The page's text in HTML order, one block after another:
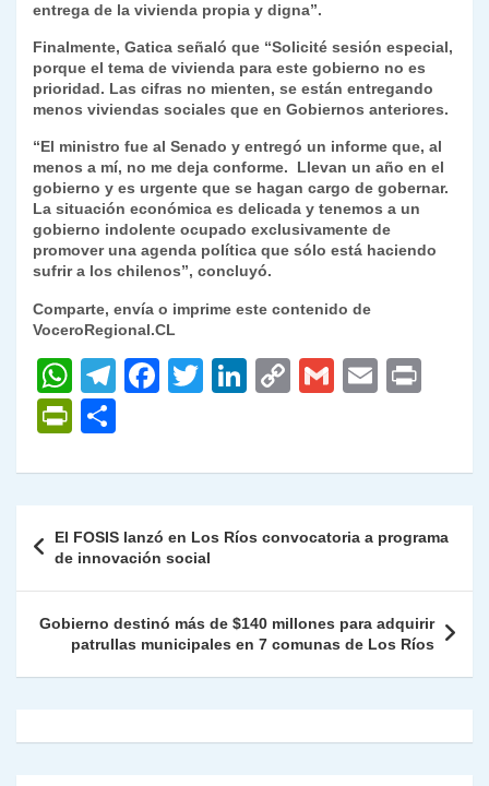
entrega de la vivienda propia y digna”.
Finalmente, Gatica señaló que “Solicité sesión especial,
porque el tema de vivienda para este gobierno no es
prioridad. Las cifras no mienten, se están entregando
menos viviendas sociales que en Gobiernos anteriores.
“El ministro fue al Senado y entregó un informe que, al
menos a mí, no me deja conforme. Llevan un año en el
gobierno y es urgente que se hagan cargo de gobernar.
La situación económica es delicada y tenemos a un
gobierno indolente ocupado exclusivamente de
promover una agenda política que sólo está haciendo
sufrir a los chilenos”, concluyó.
Comparte, envía o imprime este contenido de
VoceroRegional.CL
W
h
at
s
p
p
T
gr
m
F
e
o
o
k
T
er
Li
e
n
C
y
n
k
G
l
E
l
P
nt
Fr
ie
n
dl
y
m
p
ar
tir
de
entradas
El FOSIS lanzó en Los Ríos convocatoria a programa
de innovación social
Gobierno destinó más de $140 millones para adquirir
patrullas municipales en 7 comunas de Los Ríos